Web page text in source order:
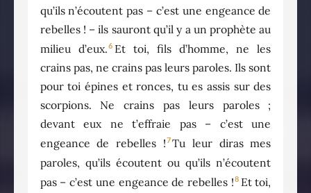
qu’ils n’écoutent pas – c’est une engeance de
rebelles ! – ils sauront qu’il y a un prophète au
milieu d’eux.6 Et toi, fils d’homme, ne les
crains pas, ne crains pas leurs paroles. Ils sont
pour toi épines et ronces, tu es assis sur des
scorpions. Ne crains pas leurs paroles ;
devant eux ne t’effraie pas – c’est une
engeance de rebelles !7Tu leur diras mes
paroles, qu’ils écoutent ou qu’ils n’écoutent
pas – c’est une engeance de rebelles !8 Et toi,